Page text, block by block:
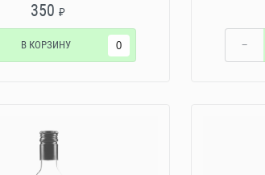
350 ₽
В КОРЗИНУ −